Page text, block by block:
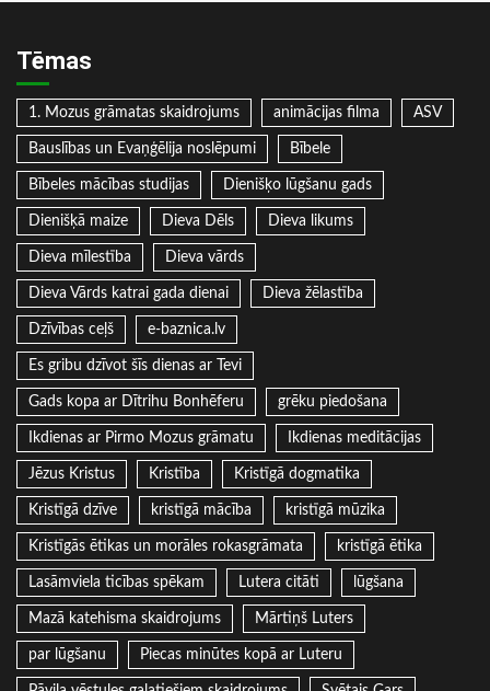
Tēmas
1. Mozus grāmatas skaidrojums animācijas filma ASV
Bauslības un Evaņģēlija noslēpumi Bībele
Bībeles mācības studijas Dienišķo lūgšanu gads
Dienišķā maize Dieva Dēls Dieva likums
Dieva mīlestība Dieva vārds
Dieva Vārds katrai gada dienai Dieva žēlastība
Dzīvības ceļš e-baznica.lv
Es gribu dzīvot šīs dienas ar Tevi
Gads kopa ar Dītrihu Bonhēferu grēku piedošana
Ikdienas ar Pirmo Mozus grāmatu Ikdienas meditācijas
Jēzus Kristus Kristība Kristīgā dogmatika
Kristīgā dzīve kristīgā mācība kristīgā mūzika
Kristīgās ētikas un morāles rokasgrāmata kristīgā ētika
Lasāmviela ticības spēkam Lutera citāti lūgšana
Mazā katehisma skaidrojums Mārtiņš Luters
par lūgšanu Piecas minūtes kopā ar Luteru